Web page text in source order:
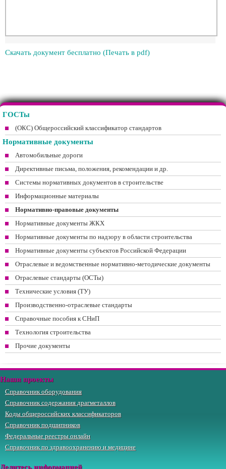
Скачать документ бесплатно (Печать в pdf)
ГОСТы
(ОКС) Общероссийский классификатор стандартов
Нормативные документы
Автомобильные дороги
Директивные письма, положения, рекомендации и др.
Системы нормативных документов в строительстве
Информационные материалы
Нормативно-правовые документы
Нормативные документы ЖКХ
Нормативные документы по надзору в области строительства
Нормативные документы субъектов Российской Федерации
Отраслевые и ведомственные нормативно-методические документы
Отраслевые стандарты (ОСТы)
Технические условия (ТУ)
Производственно-отраслевые стандарты
Справочные пособия к СНиП
Технология строительства
Прочие документы
Наши проекты
Справочник оборудования
Справочник содержания драгметаллов
Коды общероссийских классификаторов
Справочник подшипников
Федеральные реестры онлайн
Справочник по здравоохранению и медицине
Делитесь информацией